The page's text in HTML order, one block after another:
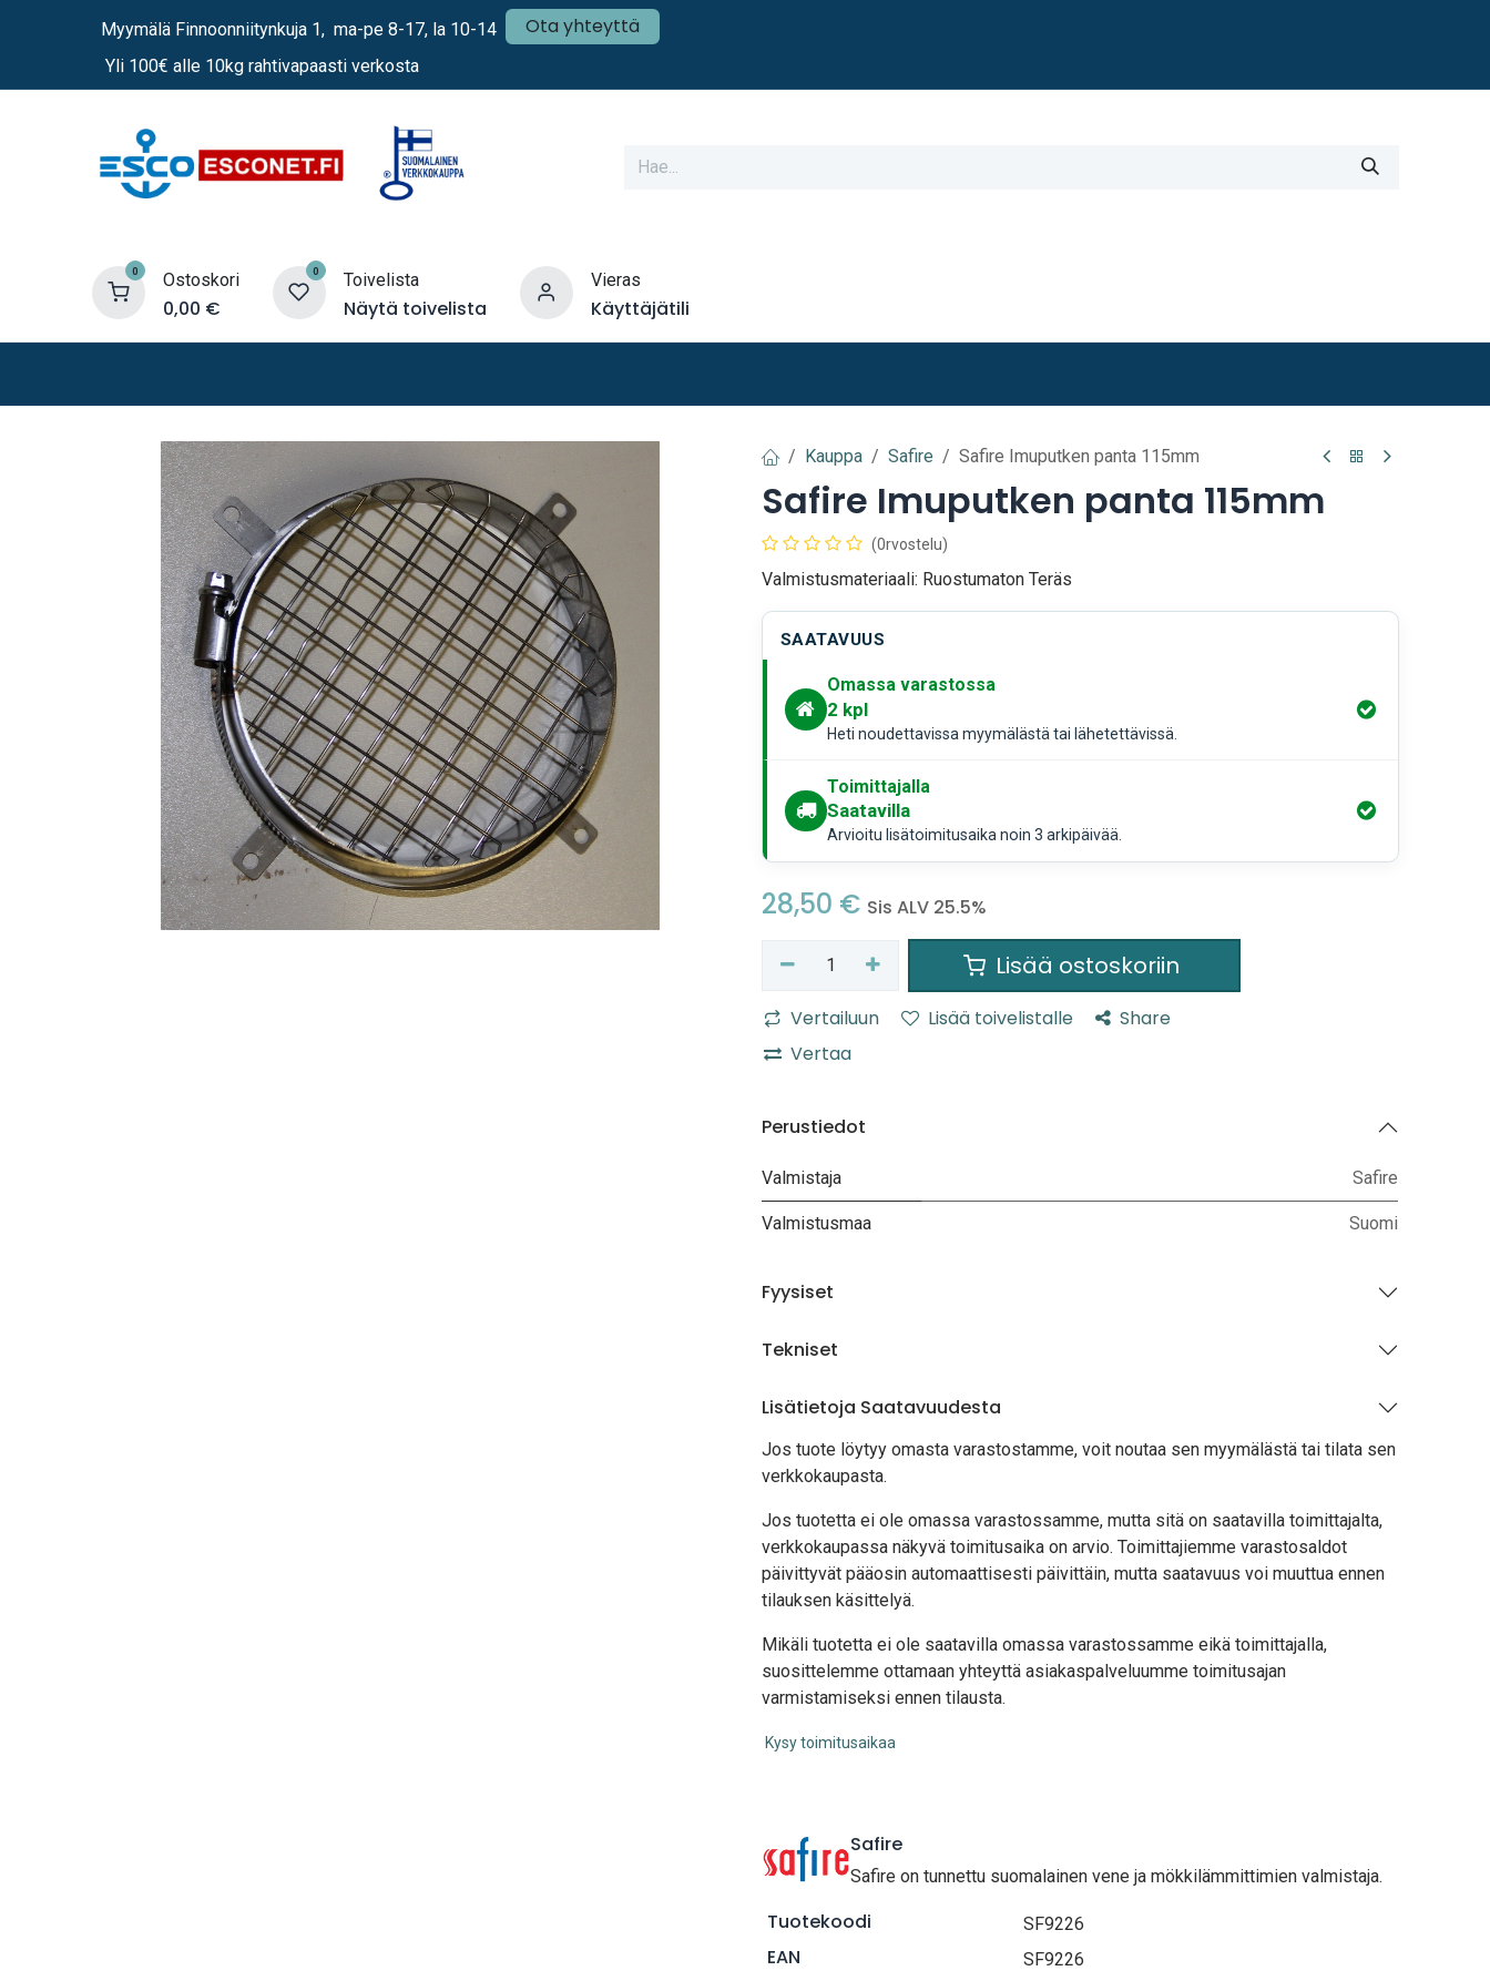
Myymälä Finnoonniitynkuja 1, ma-pe 8-17, la 10-14 Ota yhteyttä
Yli 100€ alle 10kg rahtivapaasti verkosta
0 Ostoskori
0,00 €
0 Toivelista
Näytä toivelista
Vieras
Käyttäjätili
Kauppa Safire Safire Imuputken panta 115mm
Safire Imuputken panta 115mm
(0rvostelu)
Valmistusmateriaali: Ruostumaton Teräs
SAATAVUUS
Omassa varastossa
2 kpl
Heti noudettavissa myymälästä tai lähetettävissä.
Toimittajalla
Saatavilla
Arvioitu lisätoimitusaika noin 3 arkipäivää.
28,50 € Sis ALV 25.5%
Lisää ostoskoriin
Vertailuun Lisää toivelistalle
Share
Vertaa
Perustiedot
Valmistaja Safire
Valmistusmaa Suomi
Fyysiset
Tekniset
Lisätietoja Saatavuudesta
Jos tuote löytyy omasta varastostamme, voit noutaa sen myymälästä tai tilata sen
verkkokaupasta.
Jos tuotetta ei ole omassa varastossamme, mutta sitä on saatavilla toimittajalta,
verkkokaupassa näkyvä toimitusaika on arvio. Toimittajiemme varastosaldot
päivittyvät pääosin automaattisesti päivittäin, mutta saatavuus voi muuttua ennen
tilauksen käsittelyä.
Mikäli tuotetta ei ole saatavilla omassa varastossamme eikä toimittajalla,
suosittelemme ottamaan yhteyttä asiakaspalveluumme toimitusajan
varmistamiseksi ennen tilausta.
Kysy toimitusaikaa
Safire
Safire on tunnettu suomalainen vene ja mökkilämmittimien valmistaja.
Tuotekoodi SF9226
EAN SF9226